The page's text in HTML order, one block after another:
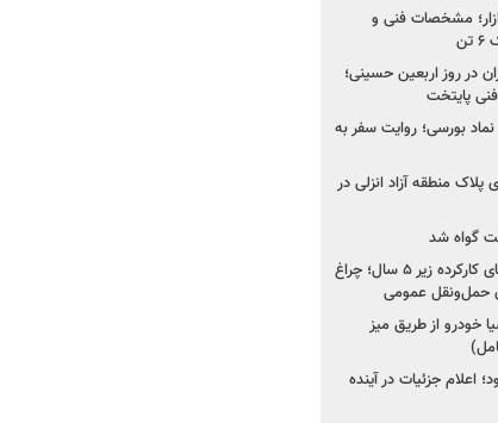
مشخصات فنی و
تهران در روز اربعین حسینی؛
پایتخت
نماد بورسی؛ روایت سفر به
پلاک منطقه آزاد انزلی در
گواه شد
صدور مجوز واردات اتوبوس‌های کارکرده زیر ۵ سال؛ چراغ
حمل‌ونقل عمومی
خودرو از طریق میز
اعلام جزئیات در آینده